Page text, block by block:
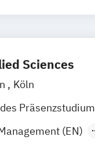
Sciences
Köln
Präsenzstudium
(EN)